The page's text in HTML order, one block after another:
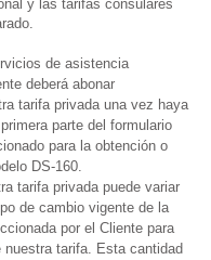
y las tarifas consulares
de asistencia
deberá abonar
tarifa privada una vez haya
parte del formulario
para la obtención o
DS-160.
tarifa privada puede variar
de cambio vigente de la
por el Cliente para
nuestra tarifa. Esta cantidad